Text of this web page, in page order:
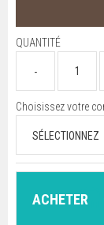
QUANTITÉ
Choisissez votre